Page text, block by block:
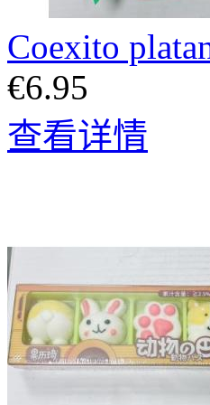
Coexito
€6.95
查看详情